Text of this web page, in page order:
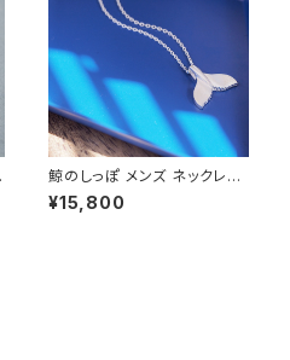
鯨のしっぽ メンズ ネックレス
シルバー925
¥15,800